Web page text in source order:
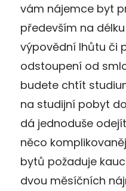
vám nájemce byt
především na
výpovědní lhůtu či
odstoupení od
budete chtít
na studijní pobyt
dá jednoduše
něco
bytů požaduje
dvou měsíčních